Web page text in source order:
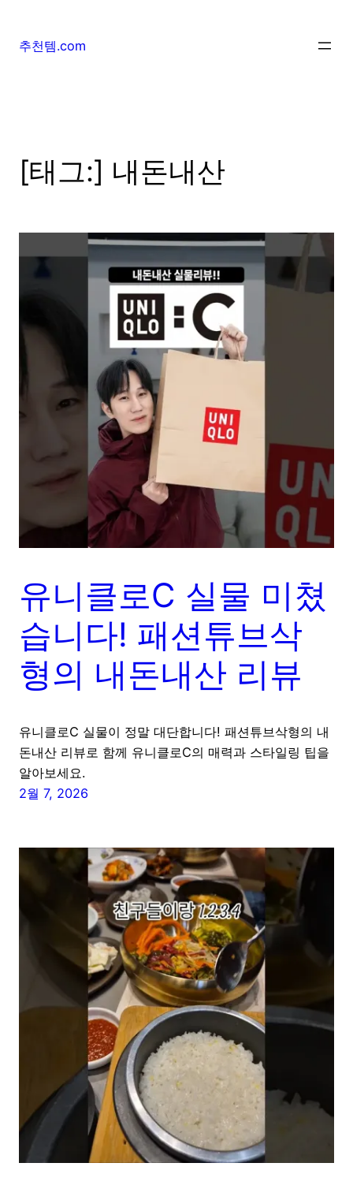
추천템.com
[태그:] 내돈내산
유니클로C 실물 미쳤
습니다! 패션튜브삭
형의 내돈내산 리뷰
유니클로C 실물이 정말 대단합니다! 패션튜브삭형의 내
돈내산 리뷰로 함께 유니클로C의 매력과 스타일링 팁을
알아보세요.
2월 7, 2026